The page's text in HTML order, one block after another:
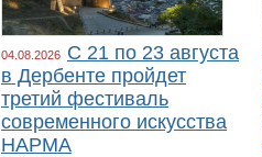
04.08.2026 С 21 по 23 августа
в Дербенте пройдет
третий фестиваль
современного искусства
НАРМА